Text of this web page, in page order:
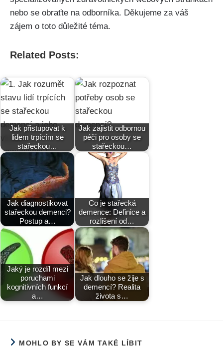
nebo se obraťte na odborníka. Děkujeme za váš
zájem o toto důležité téma.
Related Posts:
Jak přistupovat k
lidem trpícím se
stařeckou…
Jak zajistit odbornou
péči pro osoby se
stařeckou…
Jak diagnostikovat
stařeckou demenci?
Postup a…
Co je stařecká
demence: Definice a
rozlišení od…
Jaký je rozdíl mezi
poruchami
kognitivních funkcí
a…
Jak dlouho se žije s
demencí? Realita
života s…
MOHLO BY SE VÁM TAKÉ LÍBIT